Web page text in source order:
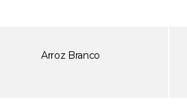
Arroz Branco